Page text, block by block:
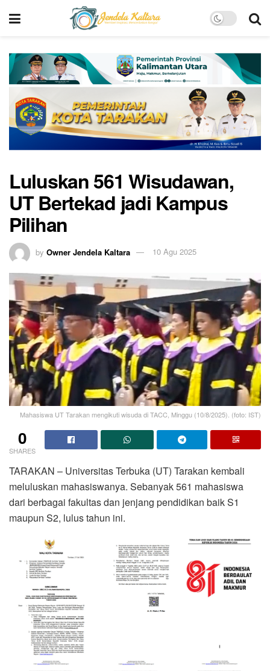
Luluskan 561 Wisudawan,
UT Bertekad jadi Kampus
Pilihan
by Owner Jendela Kaltara 10 Agu 2025
Mahasiswa UT Tarakan mengikuti wisuda di TACC, Minggu (10/8/2025). (foto: IST)
0
SHARES
TARAKAN – Universitas Terbuka (UT) Tarakan kembali
meluluskan mahasiswanya. Sebanyak 561 mahasiswa
dari berbagai fakultas dan jenjang pendidikan baik S1
maupun S2, lulus tahun ini.